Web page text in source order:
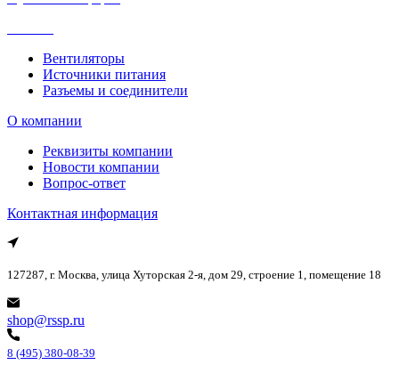
Вентиляторы
Источники питания
Разъемы и соединители
О компании
Реквизиты компании
Новости компании
Вопрос-ответ
Контактная информация
127287, г. Москва, улица Хуторская 2-я, дом 29, строение 1, помещение 18
shop@rssp.ru
8 (495) 380-08-39